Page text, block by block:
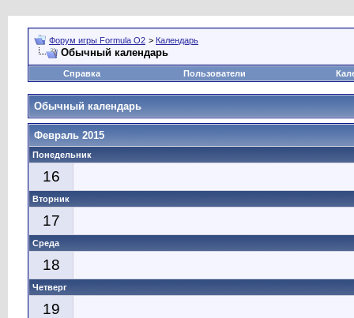
Форум игры Formula O2 > Календарь
Обычный календарь
Справка Пользователи
Обычный календарь
Февраль 2015
Понедельник
16
Вторник
17
Среда
18
Четверг
19